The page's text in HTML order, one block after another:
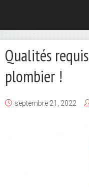
Qualités
plombier !
septembre 21, 2022